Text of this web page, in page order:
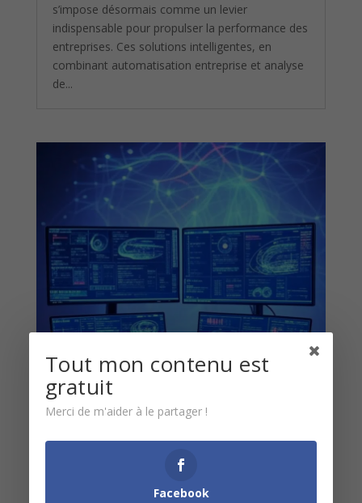
s’impose désormais comme un levier
indispensable pour propulser la performance des
entreprises. Ces solutions intelligentes, en
combinant automatisation entreprise et analyse
de...
Tout mon contenu est
gratuit
Merci de m'aider à le partager !
Facebook